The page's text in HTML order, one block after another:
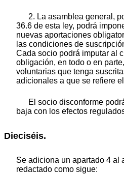
2. La asamblea general,
36.6 de esta ley, podrá
nuevas aportaciones
las condiciones de
Cada socio podrá imputar al
obligación, en todo o en
voluntarias que tenga
adicionales a que se refiere
El socio disconforme
baja con los efectos
Dieciséis.
Se adiciona un apartado 4 al
redactado como sigue: